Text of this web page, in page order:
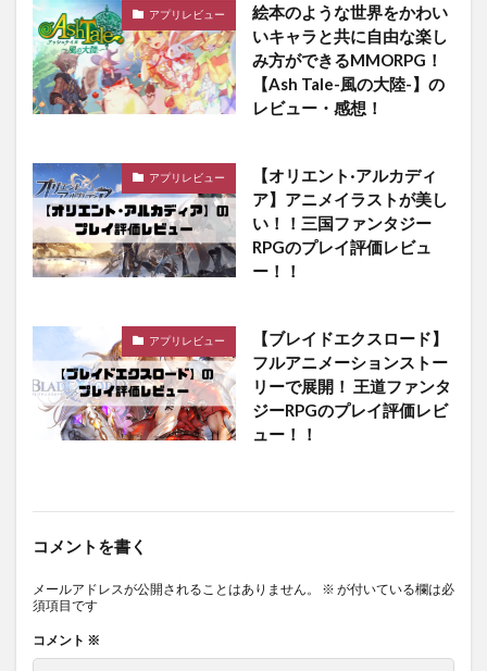
アプリレビュー
絵本のような世界をかわい
いキャラと共に自由な楽し
み方ができるMMORPG！
【Ash Tale-風の大陸-】の
レビュー・感想！
アプリレビュー
【オリエント·アルカディ
ア】アニメイラストが美し
い！！三国ファンタジー
RPGのプレイ評価レビュ
ー！！
アプリレビュー
【ブレイドエクスロード】
フルアニメーションストー
リーで展開！ 王道ファンタ
ジーRPGのプレイ評価レビ
ュー！！
コメントを書く
メールアドレスが公開されることはありません。 ※ が付いている欄は必
須項目です
コメント ※